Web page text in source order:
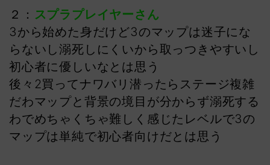
２： スプラプレイヤーさん
3から始めた身だけど3のマップは迷子にな
らないし溺死しにくいから取っつきやすいし
初心者に優しいなとは思う
後々2買ってナワバリ潜ったらステージ複雑
だわマップと背景の境目が分からず溺死する
わでめちゃくちゃ難しく感じたレベルで3の
マップは単純で初心者向けだとは思う